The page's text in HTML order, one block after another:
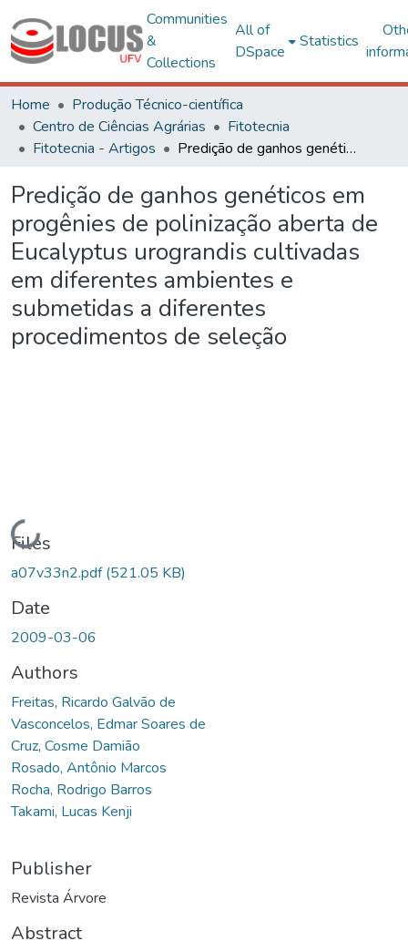
Communities
&
Collections
All of
DSpace
Statistics
Home
Produção Técnico-científica
Centro de Ciências Agrárias
Fitotecnia
Fitotecnia - Artigos
Predição de ganhos genéticos em progênies de polinização aberta de Eucalyptus urograndis cultivadas em diferentes ambientes e submetidas a diferentes procedimentos de seleção
Predição de ganhos genéticos em
progênies de polinização aberta de
Eucalyptus urograndis cultivadas
em diferentes ambientes e
submetidas a diferentes
procedimentos de seleção
Loading...
Files
a07v33n2.pdf(521.05 KB)
Date
2009-03-06
Authors
Freitas, Ricardo Galvão de
Vasconcelos, Edmar Soares de
Cruz, Cosme Damião
Rosado, Antônio Marcos
Rocha, Rodrigo Barros
Takami, Lucas Kenji
Publisher
Revista Árvore
Abstract